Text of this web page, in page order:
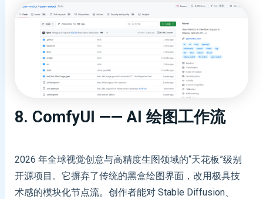
8. ComfyUI —— AI 绘图工作流
2026 年全球视觉创意与高精度生图领域的“天花板”级别
开源项目。它摒弃了传统的黑盒绘图界面，改用极具技
术感的模块化节点流。创作者能对 Stable Diffusion、